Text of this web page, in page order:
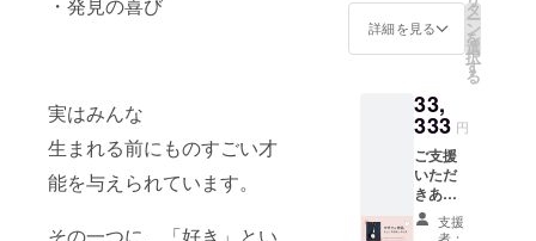
・発見の喜び
実はみんな
生まれる前にものすごい才
能を与えられています。
費税22
円
万円以
上の場
合：支
援金額
の
2.27%
＋消費
（7％＋
税）を
いただ
す。 ・
なお、1
支援あ
たり別
途シス
テム利
用料
支援あ
たり別
（※）が
発生い
たしま
す。
（※）シ
ステム
利用料
・ブー
ス出店
所 ・ロ
ザフィ
提携店
※ロザ
フィHP
掲載
https://r
ozafi.co
布 ※
会社名
とロゴ
につい
メール
にて送
付して
いただ
きます
後
日、ご
連絡さ
ラシに
協賛者
様とし
て会社
ゴを掲
載いた
しま
す。
スペー
ス2枠
スペー
ス内で
詳細を見る
タ
ー
ン
を
選
択
す
る
33,
333 円
ご支援
いただ
きあり
がとう
ござい
支援